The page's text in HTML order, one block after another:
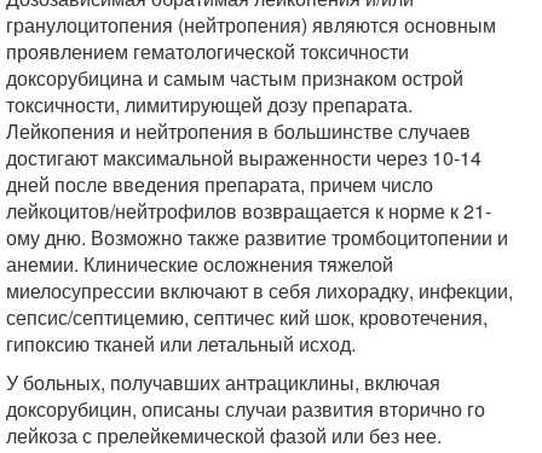
гранулоцитопения (нейтропения) являются основным
проявлением гематологической токсичности
доксорубицина и самым частым признаком острой
токсичности, лимитирующей дозу препарата.
Лейкопения и нейтропения в большинстве случаев
достигают максимальной выраженности через 10-14
дней после введения препарата, причем число
лейкоцитов/нейтрофилов возвращается к норме к 21-
ому дню. Возможно также развитие тромбоцитопении и
анемии. Клинические осложнения тяжелой
миелосупрессии включают в себя лихорадку, инфекции,
сепсис/септицемию, септичес кий шок, кровотечения,
гипоксию тканей или летальный исход.
У больных, получавших антрациклины, включая
доксорубицин, описаны случаи развития вторично го
лейкоза с прелейкемической фазой или без нее.